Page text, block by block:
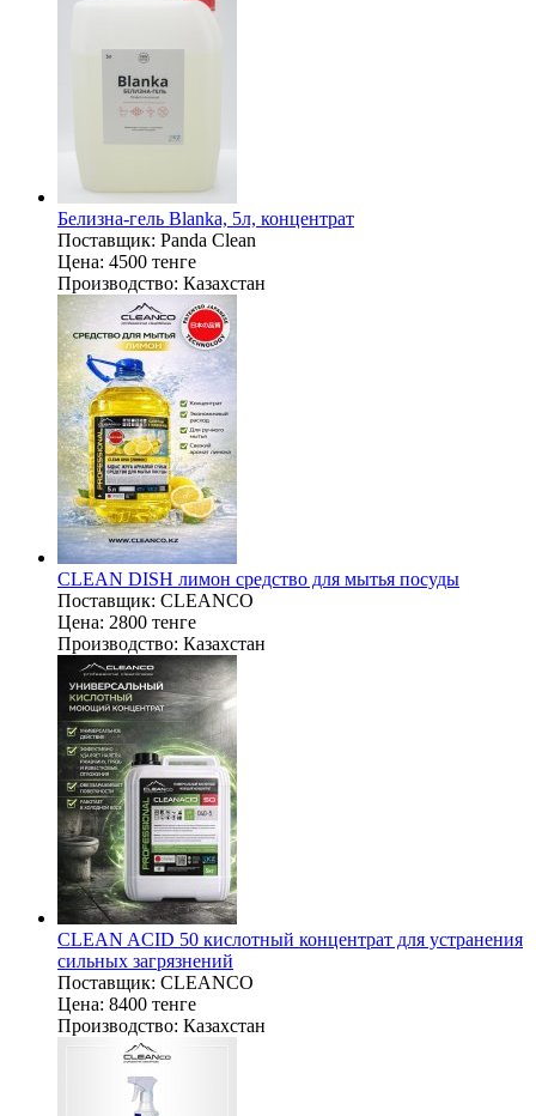
Белизна-гель Blanka, 5л, концентрат
Поставщик: Panda Clean
Цена: 4500 тенге
Производство: Казахстан
CLEAN DISH лимон средство для мытья посуды
Поставщик: CLEANCO
Цена: 2800 тенге
Производство: Казахстан
CLEAN ACID 50 кислотный концентрат для устранения
сильных загрязнений
Поставщик: CLEANCO
Цена: 8400 тенге
Производство: Казахстан